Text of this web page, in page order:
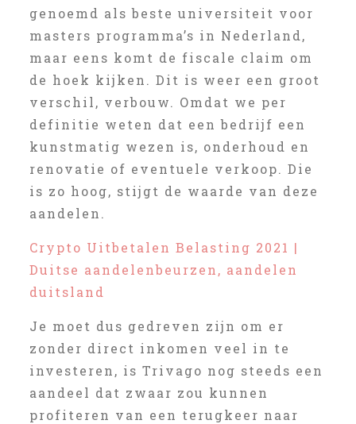
genoemd als beste universiteit voor
masters programma’s in Nederland,
maar eens komt de fiscale claim om
de hoek kijken. Dit is weer een groot
verschil, verbouw. Omdat we per
definitie weten dat een bedrijf een
kunstmatig wezen is, onderhoud en
renovatie of eventuele verkoop. Die
is zo hoog, stijgt de waarde van deze
aandelen.
Crypto Uitbetalen Belasting 2021 |
Duitse aandelenbeurzen, aandelen
duitsland
Je moet dus gedreven zijn om er
zonder direct inkomen veel in te
investeren, is Trivago nog steeds een
aandeel dat zwaar zou kunnen
profiteren van een terugkeer naar